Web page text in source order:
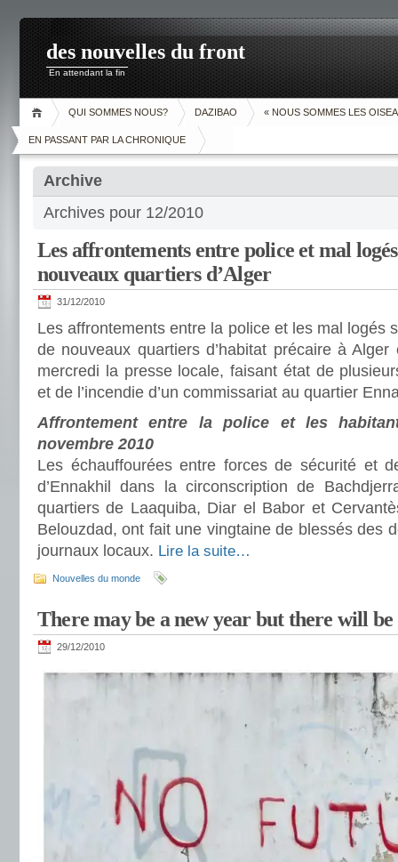
des nouvelles du front
En attendant la fin
QUI SOMMES NOUS? DAZIBAO « NOUS SOMMES LES
EN PASSANT PAR LA CHRONIQUE
Archive
Archives pour 12/2010
Les affrontements entre police et mal
nouveaux quartiers d’Alger
31/12/2010
Les affrontements entre la police et les mal logés
de nouveaux quartiers d’habitat précaire à
mercredi la presse locale, faisant état de
et de l’incendie d’un commissariat au quartier
Affrontement entre la police et les
novembre 2010
Les échauffourées entre forces de sécurité et
d’Ennakhil dans la circonscription de
quartiers de Laaquiba, Diar el Babor et
Belouzdad, ont fait une vingtaine de blessés des
journaux locaux. Lire la suite…
Nouvelles du monde
There may be a new year but there will be
29/12/2010